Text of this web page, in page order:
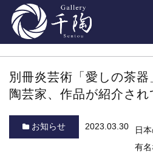
別冊炎芸術「愛しの茶
陶芸家、作品が紹介され
お知らせ 2023.03.30
日
有